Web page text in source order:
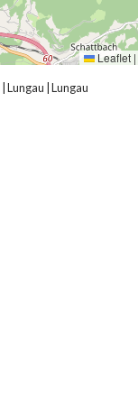
Leaflet |
|Lungau |Lungau